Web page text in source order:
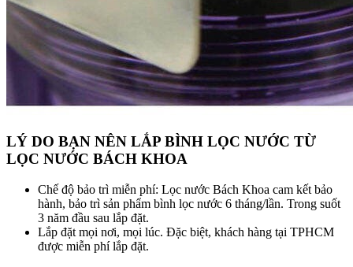
LÝ DO BẠN NÊN LẮP BÌNH LỌC NƯỚC TỪ
LỌC NƯỚC BÁCH KHOA
Chế độ bảo trì miễn phí: Lọc nước Bách Khoa cam kết bảo
hành, bảo trì sản phẩm bình lọc nước 6 tháng/lần. Trong suốt
3 năm đầu sau lắp đặt.
Lắp đặt mọi nơi, mọi lúc. Đặc biệt, khách hàng tại TPHCM
được miễn phí lắp đặt.